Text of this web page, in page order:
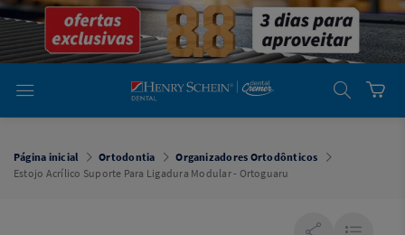
emDental
Cremer -
Henry Schein
Laboratório
Laboratório
Cremer -
Henry Schein
Página inicial Ortodontia
Organizadores Ortodônticos
Estojo Acrílico Suporte Para Ligadura Modular - Ortoguaru